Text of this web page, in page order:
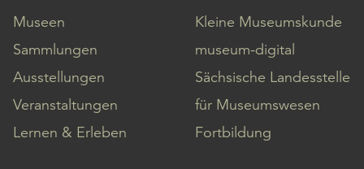
Museen
Sammlungen
Ausstellungen
Veranstaltungen
Lernen & Erleben
Kleine Museumskunde
museum-digital
Sächsische Landesstelle
für Museumswesen
Fortbildung